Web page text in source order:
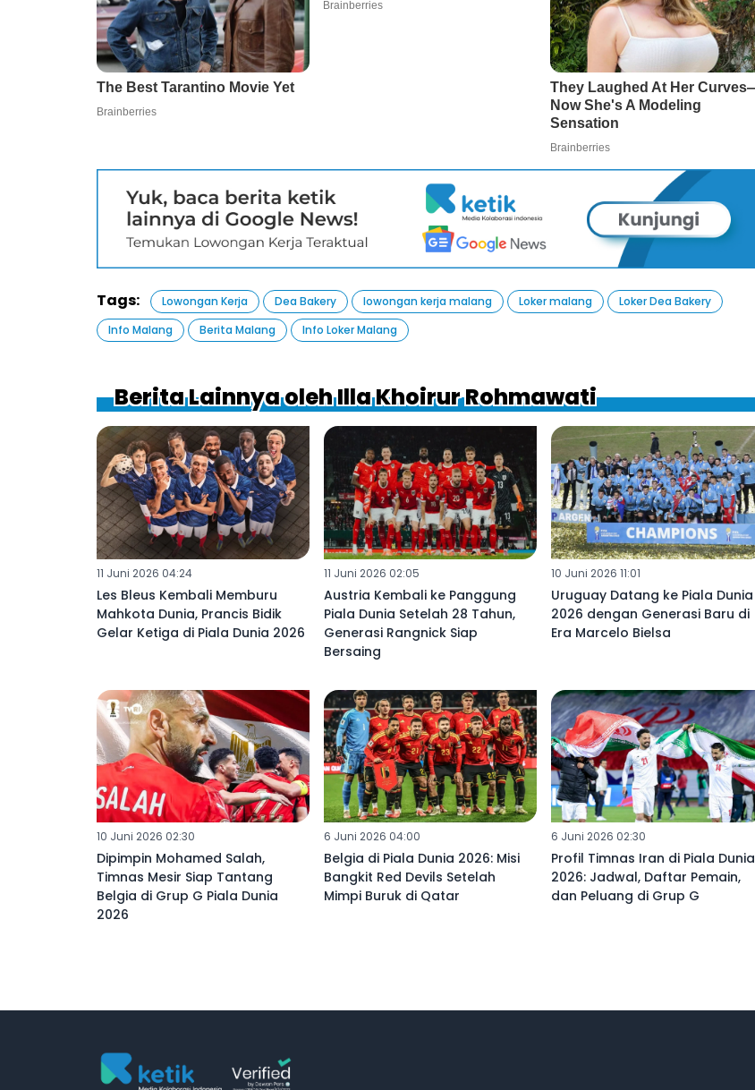
Tags: Lowongan Kerja Dea Bakery lowongan kerja malang Loker malang
Loker Dea Bakery
Info Malang
Berita Malang Info Loker Malang
Berita Lainnya oleh Illa Khoirur Rohmawati
11 Juni 2026 04:24
Les Bleus Kembali Memburu
Mahkota Dunia, Prancis Bidik
Gelar Ketiga di Piala Dunia 2026
11 Juni 2026 02:05
Austria Kembali ke Panggung
Piala Dunia Setelah 28 Tahun,
Generasi Rangnick Siap
Bersaing
10 Juni 2026 11:01
Uruguay Datang ke Piala Dunia
2026 dengan Generasi Baru di
Era Marcelo Bielsa
10 Juni 2026 02:30
Dipimpin Mohamed Salah,
Timnas Mesir Siap Tantang
Belgia di Grup G Piala Dunia
2026
6 Juni 2026 04:00
Belgia di Piala Dunia 2026: Misi
Bangkit Red Devils Setelah
Mimpi Buruk di Qatar
6 Juni 2026 02:30
Profil Timnas Iran di Piala Dunia
2026: Jadwal, Daftar Pemain,
dan Peluang di Grup G